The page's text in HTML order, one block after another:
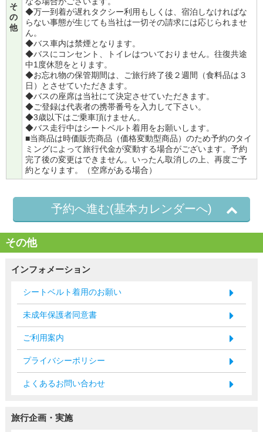
そ
の
他
◆万一到着が遅れタクシー利用もしくは、宿泊しなければな
らない事態が生じても当社は一切その請求には応じられませ
ん。
◆バス車内は禁煙となります。
◆バスにコンセント、トイレはついておりません。往復共途
中1度休憩をとります。
◆お忘れ物の保管期間は、ご旅行終了後２週間（食料品は３
日）とさせていただきます。
◆バスの座席は当社にて決定させていただきます。
◆ご登録は代表者の携帯番号を入力して下さい。
◆3歳以下はご乗車頂けません。
◆バス走行中はシートベルト着用をお願いします。
■当商品は時価販売商品（価格変動型商品）のため予約のタイ
ミングによって旅行代金が変動する場合がございます。予約
完了後の変更はできません。いったん取消しの上、再度ご予
約となります。（空席がある場合）
予約へ進む(基本カレンダーへ)
その他
インフォメーション
シートベルト着用のお願い
未成年保護者同意書
ご利用案内
プライバシーポリシー
よくあるお問い合わせ
旅行企画・実施